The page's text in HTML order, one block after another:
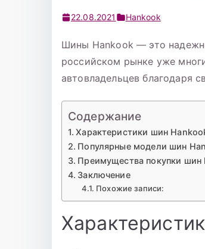
22.08.2021 Hankook
Шины Hankook — это
российском рынке уже
автовладельцев благодаря
Содержание
Характеристики шин
Популярные модели шин
Преимущества покупки шин
Заключение
Похожие записи: